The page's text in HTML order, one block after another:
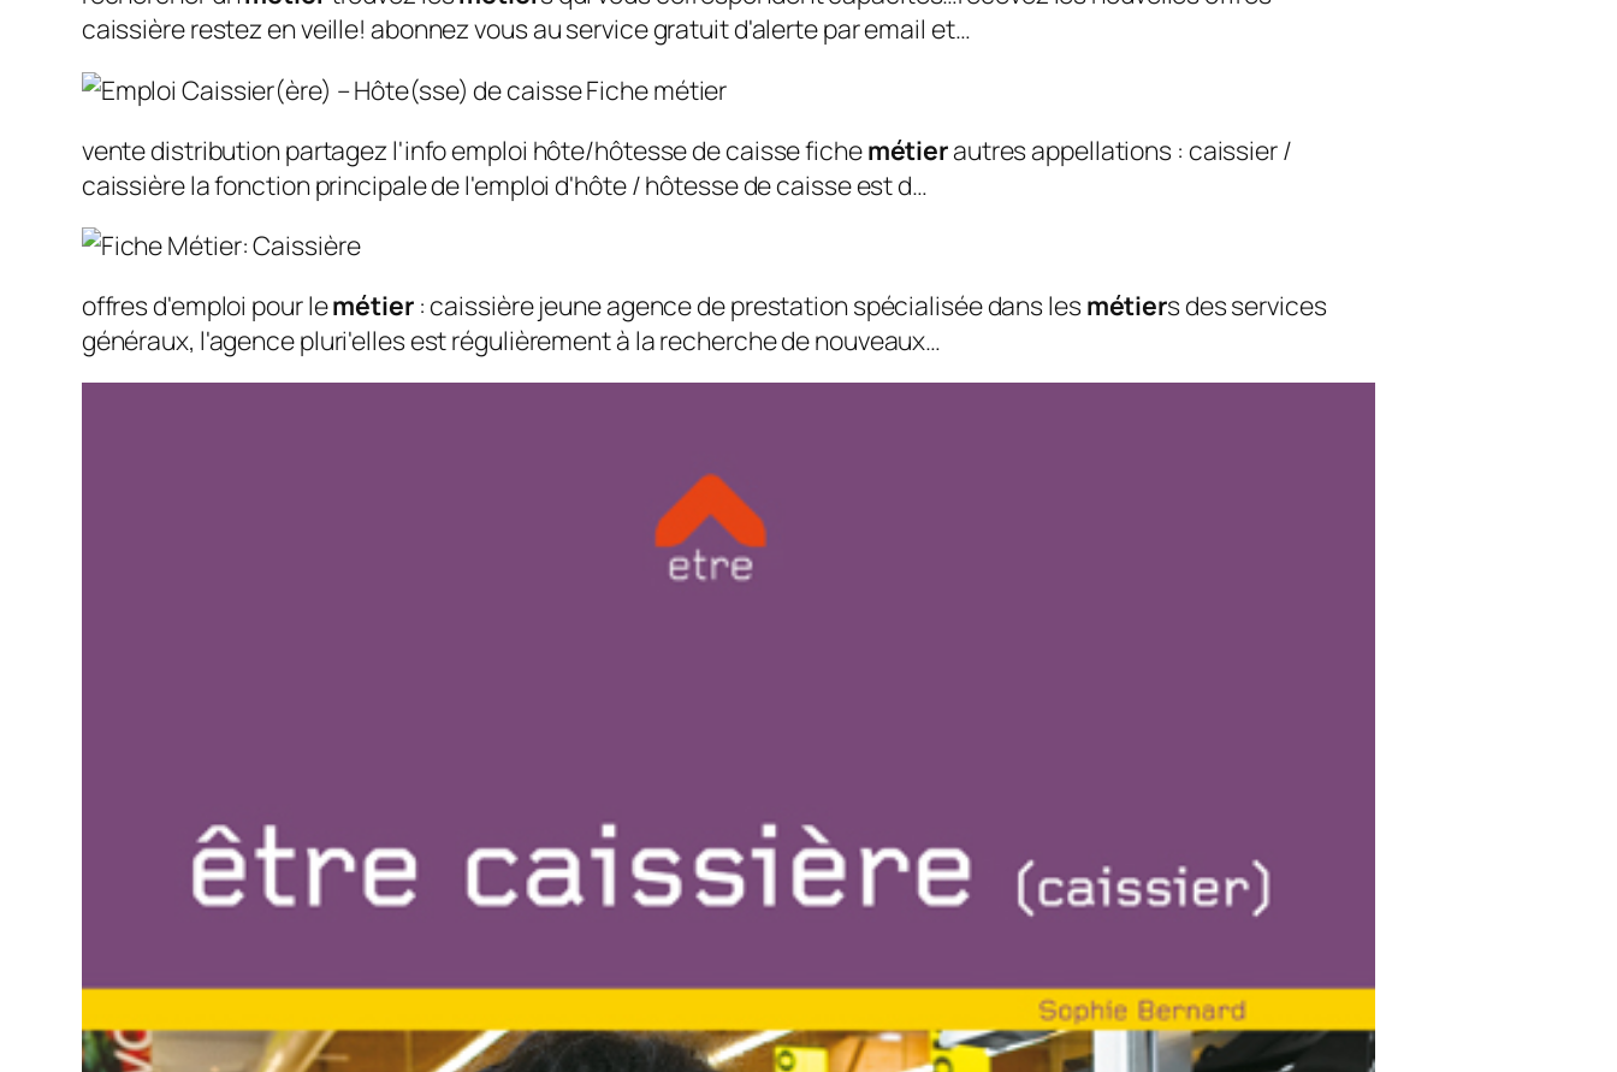
caissière restez en veille! abonnez vous au service gratuit d'alerte par email et…
vente distribution partagez l'info emploi hôte/hôtesse de caisse fichemétierautres appellations : caissier /
caissière la fonction principale de l'emploi d'hôte / hôtesse de caisse est d…
offres d'emploi pour lemétier: caissière jeune agence de prestation spécialisée dans les métiers des services
généraux, l'agence pluri'elles est régulièrement à la recherche de nouveaux…